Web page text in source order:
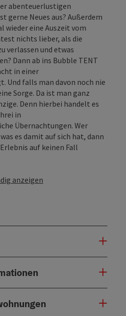
abenteuerlustigen
gerne Neues aus? Außerdem
wieder eine Auszeit vom
nichts lieber, als die
verlassen und etwas
Dann ab ins Bubble TENT
in einer
Und falls man davon noch nie
Sorge. Da ist man ganz
Denn hierbei handelt es
in
Übernachtungen. Wer
es damit auf sich hat, dann
auf keinen Fall
anzeigen